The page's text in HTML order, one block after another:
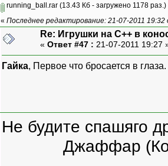
running_ball.rar (13.43 Кб - загружено 1178 раз.)
« Последнее редактирование: 21-07-2011
Re: Игрушки на С++ в
« Ответ #47 : 21-07-2011 19:27
Гайка, Первое что бросается в
Не будите спашяго
Джаффар